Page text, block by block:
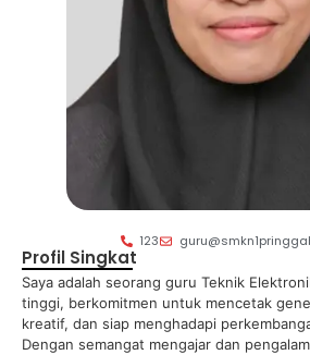
123
Profil Singkat
Saya adalah seorang guru Teknik
tinggi, berkomitmen untuk mencetak
kreatif, dan siap menghadapi
Dengan semangat mengajar dan